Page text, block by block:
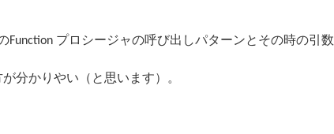
Function プロシージャの呼び出しパターンとその時の引数
分かりやい（と思います）。